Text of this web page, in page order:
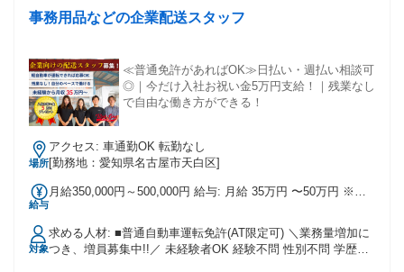
事務用品などの企業配送スタッフ
≪普通免許があればOK≫日払い・週払い相談可
◎｜今だけ入社お祝い金5万円支給！｜残業なし
で自由な働き方ができる！
場所
アクセス: 車通勤OK 転勤なし
[勤務地：愛知県名古屋市天白区]
給与
月給350,000円～500,000円 給与: 月給 35万円 〜50万円 ※日
対象
求める人材: ■普通自動車運転免許(AT限定可) ＼業務量増加に
つき、増員募集中!!／ 未経験者OK 経験不問 性別不問 学歴不